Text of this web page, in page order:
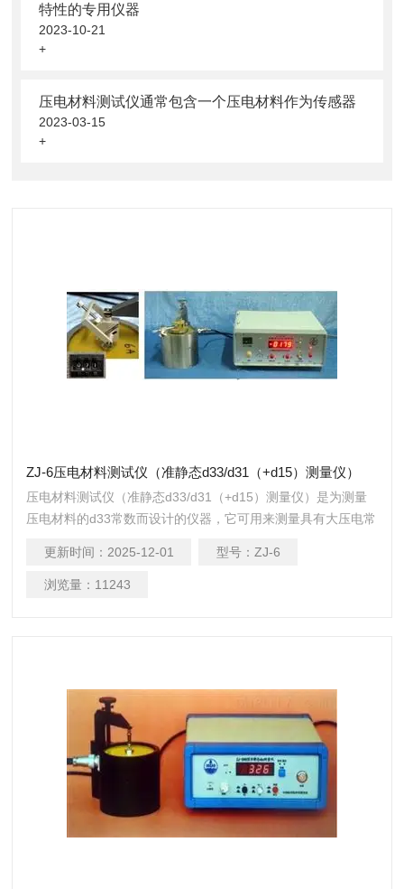
特性的专用仪器
2023-10-21
+
压电材料测试仪通常包含一个压电材料作为传感器
2023-03-15
+
ZJ-6压电材料测试仪（准静态d33/d31（+d15）测量仪）
压电材料测试仪（准静态d33/d31（+d15）测量仪）是为测量
压电材料的d33常数而设计的仪器，它可用来测量具有大压电常
外，也可测量任意取向压电单晶以及某些压电器件的等效压电
d33/d15常数，仪器测量范围宽，分辨率细，可靠性高，操作简
更新时间： 2025-12-01 型号： ZJ-6
浏览量： 11243